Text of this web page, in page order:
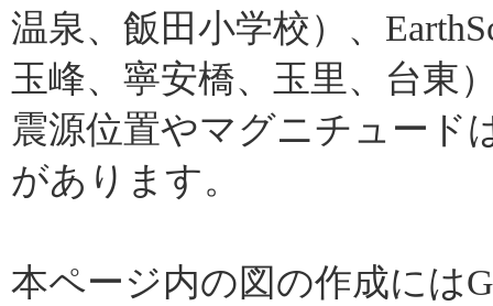
温泉、飯田小学校）、
玉峰、寧安橋、玉里、台東
震源位置やマグニチュード
があります。
本ページ内の図の作成には